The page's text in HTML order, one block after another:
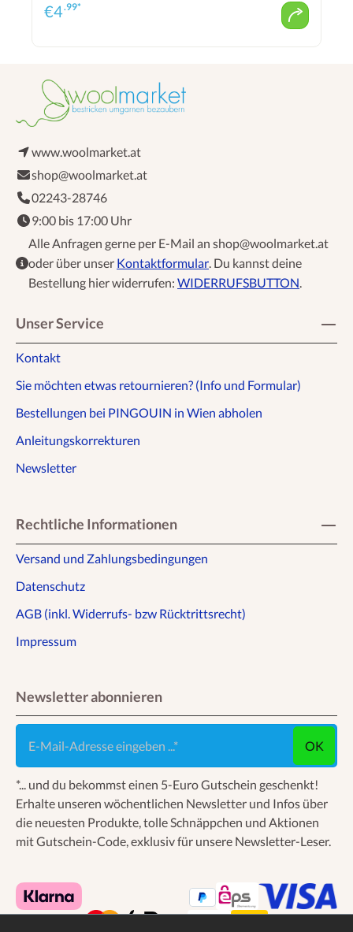
€4.99*
www.woolmarket.at
shop@woolmarket.at
02243-28746
9:00 bis 17:00 Uhr
Alle Anfragen gerne per E-Mail an shop@woolmarket.at
oder über unser Kontaktformular. Du kannst deine
Bestellung hier widerrufen: WIDERRUFSBUTTON.
Unser Service
Kontakt
Sie möchten etwas retournieren? (Info und Formular)
Bestellungen bei PINGOUIN in Wien abholen
Anleitungskorrekturen
Newsletter
Rechtliche Informationen
Versand und Zahlungsbedingungen
Datenschutz
AGB (inkl. Widerrufs- bzw Rücktrittsrecht)
Impressum
Newsletter abonnieren
OK
*... und du bekommst einen 5-Euro Gutschein geschenkt!
Erhalte unseren wöchentlichen Newsletter und Infos über
die neuesten Produkte, tolle Schnäppchen und Aktionen
mit Gutschein-Code, exklusiv für unsere Newsletter-Leser.